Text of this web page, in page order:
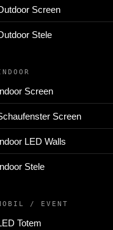
Screen
Stele
Screen
Screen
LED Walls
Stele
/ EVENT
Totem